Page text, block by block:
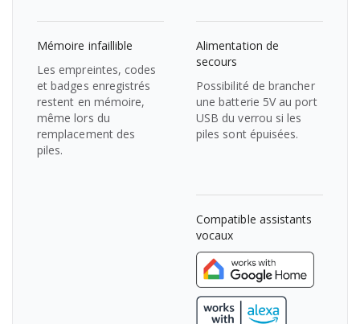
Mémoire infaillible
Les empreintes, codes
et badges enregistrés
restent en mémoire,
même lors du
remplacement des
piles.
Alimentation de
secours
Possibilité de brancher
une batterie 5V au port
USB du verrou si les
piles sont épuisées.
Compatible assistants
vocaux